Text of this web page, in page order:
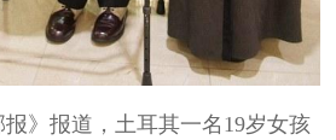
报道，土耳其一名19岁女孩